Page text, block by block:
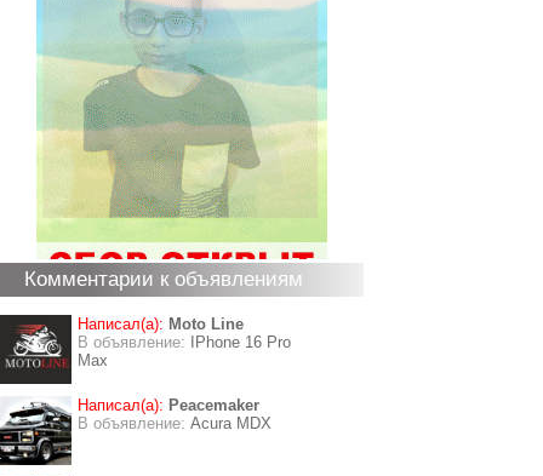
Комментарии к объявлениям
Написал(а): Moto Line
В объявление:
IPhone 16 Pro
Max
Написал(а): Peacemaker
В объявление: Acura MDX